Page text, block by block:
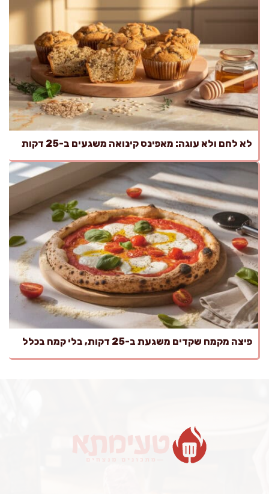
לא לחם ולא עוגה: מאפינס קינואה משגעים ב-25 דקות
פיצה מקמח שקדים משגעת ב-25 דקות, בלי קמח בכלל